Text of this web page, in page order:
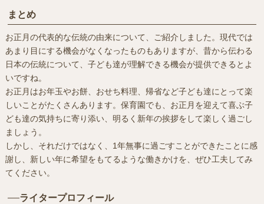
まとめ
お正月の代表的な伝統の由来について、ご紹介しました。現代では
あまり目にする機会がなくなったものもありますが、昔から伝わる
日本の伝統について、子ども達が理解できる機会が提供できるとよ
いですね。
お正月はお年玉やお餅、おせち料理、帰省など子ども達にとって楽
しいことがたくさんあります。保育園でも、お正月を迎えて喜ぶ子
ども達の気持ちに寄り添い、明るく新年の挨拶をして楽しく過ごし
ましょう。
しかし、それだけではなく、1年無事に過ごすことができたことに感
謝し、新しい年に希望をもてるような働きかけを、ぜひ工夫してみ
てください。
ライタープロフィール